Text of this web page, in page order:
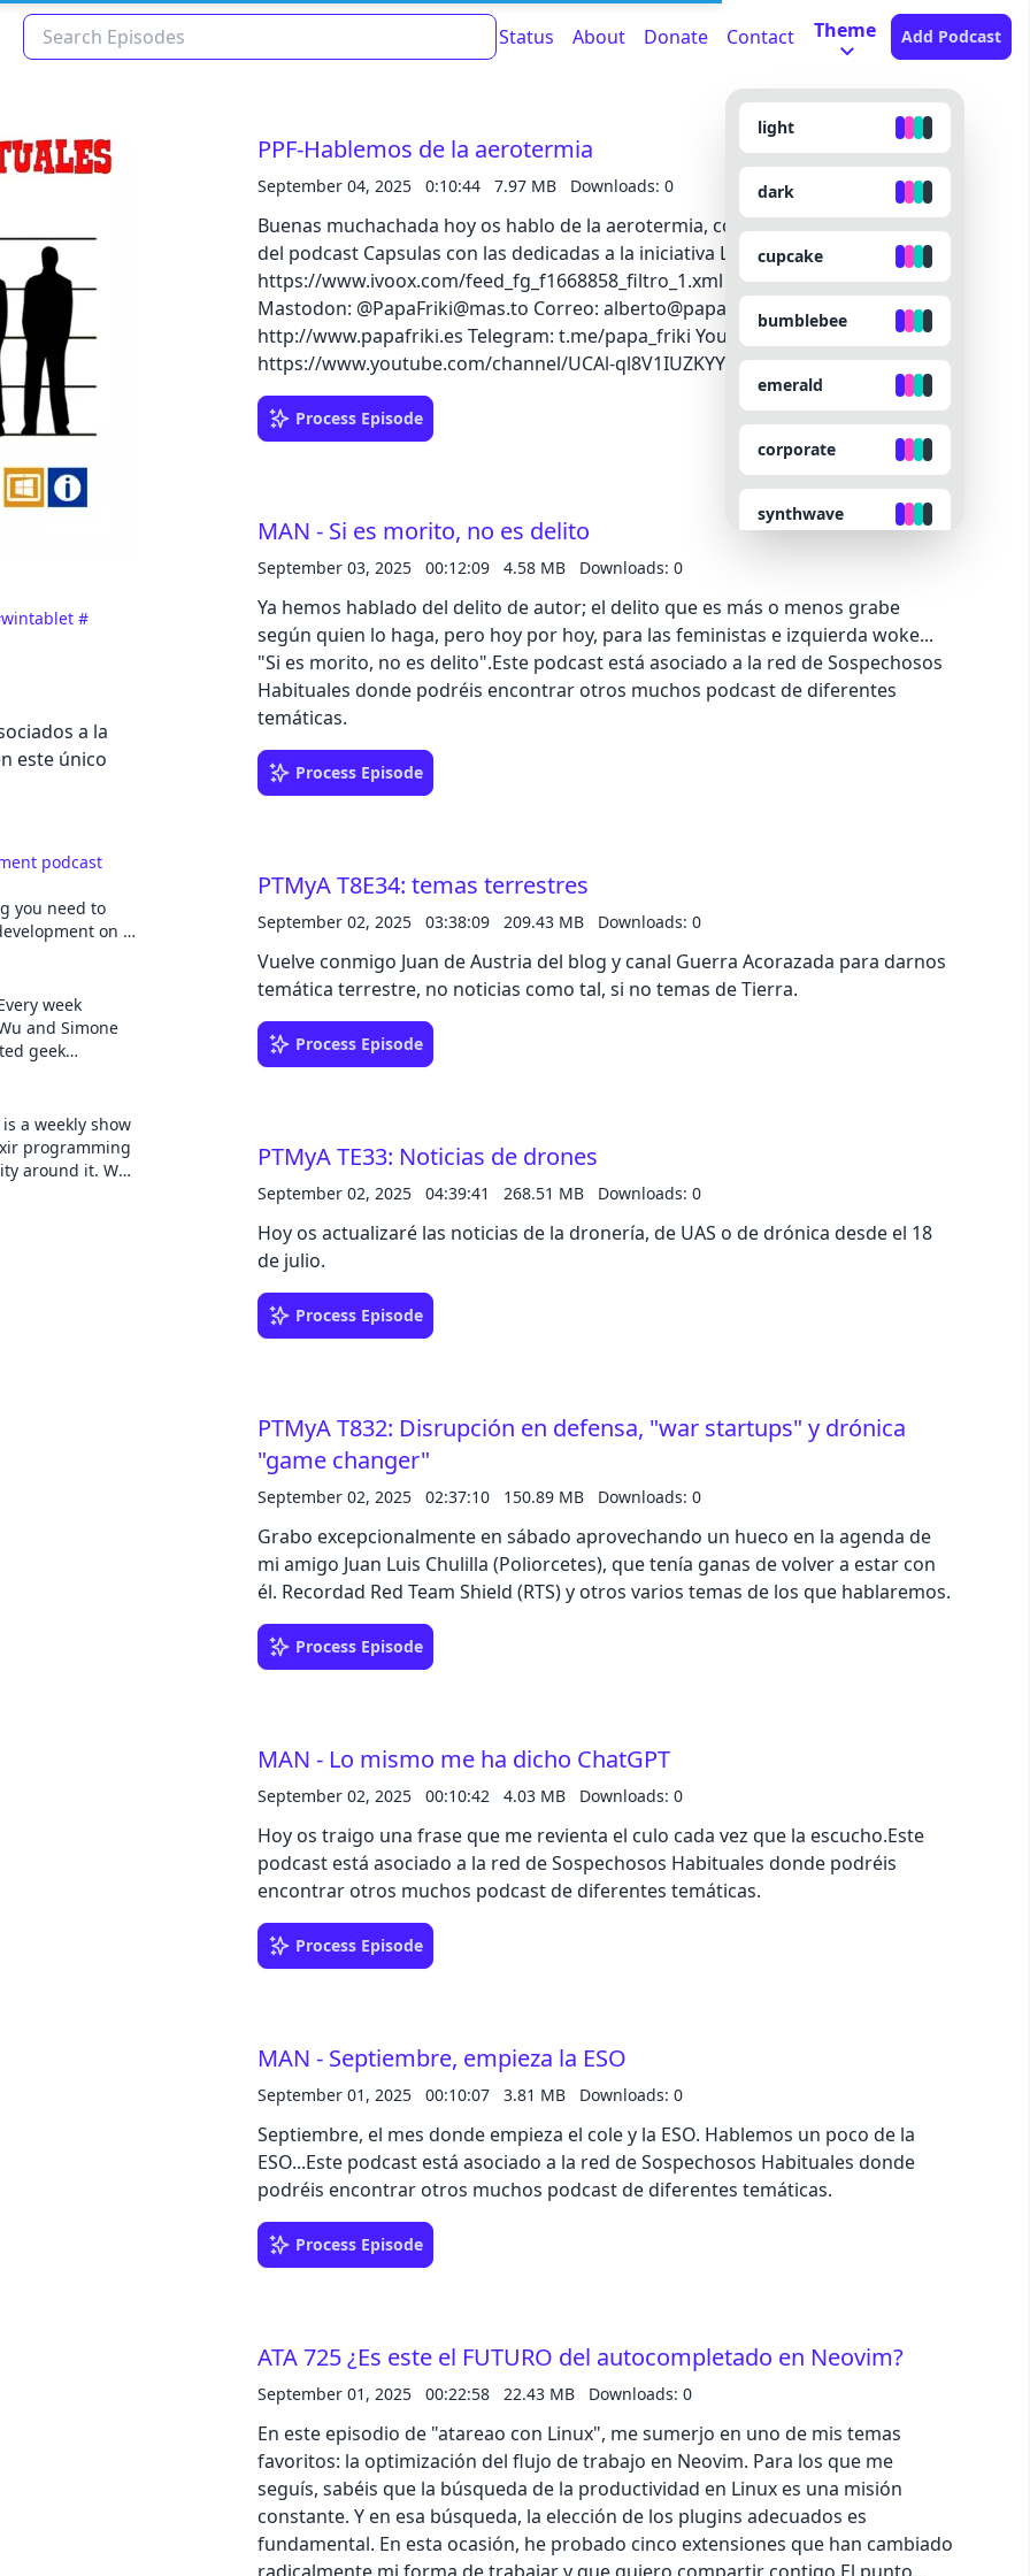
Read about our content policies
Status About Donate Contact Theme
light
dark
cupcake
bumblebee
emerald
corporate
synthwave
cyberpunk
aqua
wireframe
autumn
business
coffee
Add Podcast
#
a la
este único
podcast
you need to
on a
Brian Neville-
Kate
issues they
week
and Simone
geek
Hosted by
a weekly show
programming
around it. We
PPF-Hablemos de la aerotermia
September 04, 2025 0:10:44 7.97 MB Downloads: 0
Buenas muchachada hoy os hablo de la aerotermia, consumos y usos. El feed
del podcast Capsulas con las dedicadas a la iniciativa Lost in transition
https://www.ivoox.com/feed_fg_f1668858_filtro_1.xml Métodos de contacto:
Mastodon: @PapaFriki@mas.to Correo: alberto@papafriki.es Web:
http://www.papafriki.es Telegram: t.me/papa_friki Youtube:
https://www.youtube.com/channel/UCAl-ql8V1IUZKYYLhhUVCYw Linktr.ee:
https://linktr.ee/papa_friki Feed podcast: http://feeds.feedburner.com/papafriki
Process Episode
MAN - Si es morito, no es delito
September 03, 2025 00:12:09 4.58 MB Downloads: 0
Ya hemos hablado del delito de autor; el delito que es más o menos grabe
según quien lo haga, pero hoy por hoy, para las feministas e izquierda woke...
"Si es morito, no es delito".Este podcast está asociado a la red de Sospechosos
Habituales donde podréis encontrar otros muchos podcast de diferentes
temáticas.
Process Episode
PTMyA T8E34: temas terrestres
September 02, 2025 03:38:09 209.43 MB Downloads: 0
Vuelve conmigo Juan de Austria del blog y canal Guerra Acorazada para darnos
temática terrestre, no noticias como tal, si no temas de Tierra.
Process Episode
PTMyA TE33: Noticias de drones
September 02, 2025 04:39:41 268.51 MB Downloads: 0
Hoy os actualizaré las noticias de la dronería, de UAS o de drónica desde el 18
de julio.
Process Episode
PTMyA T832: Disrupción en defensa, "war startups" y drónica
"game changer"
September 02, 2025 02:37:10 150.89 MB Downloads: 0
Grabo excepcionalmente en sábado aprovechando un hueco en la agenda de
mi amigo Juan Luis Chulilla (Poliorcetes), que tenía ganas de volver a estar con
él. Recordad Red Team Shield (RTS) y otros varios temas de los que hablaremos.
Process Episode
MAN - Lo mismo me ha dicho ChatGPT
September 02, 2025 00:10:42 4.03 MB Downloads: 0
Hoy os traigo una frase que me revienta el culo cada vez que la escucho.Este
podcast está asociado a la red de Sospechosos Habituales donde podréis
encontrar otros muchos podcast de diferentes temáticas.
Process Episode
MAN - Septiembre, empieza la ESO
September 01, 2025 00:10:07 3.81 MB Downloads: 0
Septiembre, el mes donde empieza el cole y la ESO. Hablemos un poco de la
ESO...Este podcast está asociado a la red de Sospechosos Habituales donde
podréis encontrar otros muchos podcast de diferentes temáticas.
Process Episode
ATA 725 ¿Es este el FUTURO del autocompletado en Neovim?
September 01, 2025 00:22:58 22.43 MB Downloads: 0
En este episodio de "atareao con Linux", me sumerjo en uno de mis temas
favoritos: la optimización del flujo de trabajo en Neovim. Para los que me
seguís, sabéis que la búsqueda de la productividad en Linux es una misión
constante. Y en esa búsqueda, la elección de los plugins adecuados es
fundamental. En esta ocasión, he probado cinco extensiones que han cambiado